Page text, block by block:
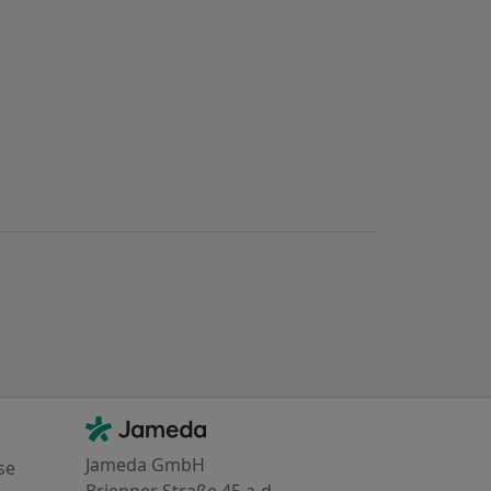
Kontakt
Jameda - Startseite
Jameda GmbH